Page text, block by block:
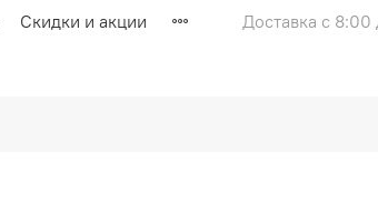
Скидки и акции Доставка с